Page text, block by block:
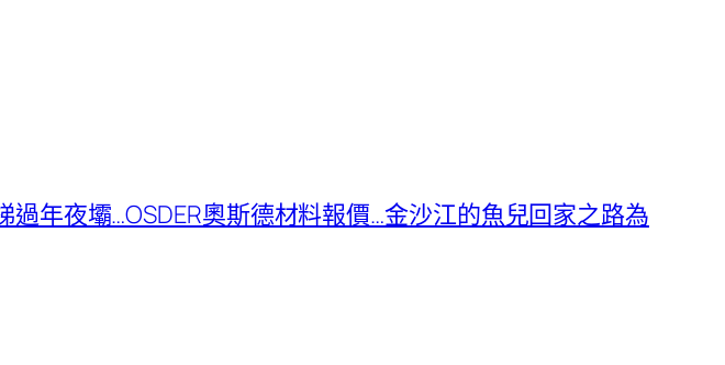
過年夜壩…OSDER奧斯德材料報價…金沙江的魚兒回家之路為